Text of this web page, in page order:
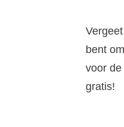
bent
voor
gratis!